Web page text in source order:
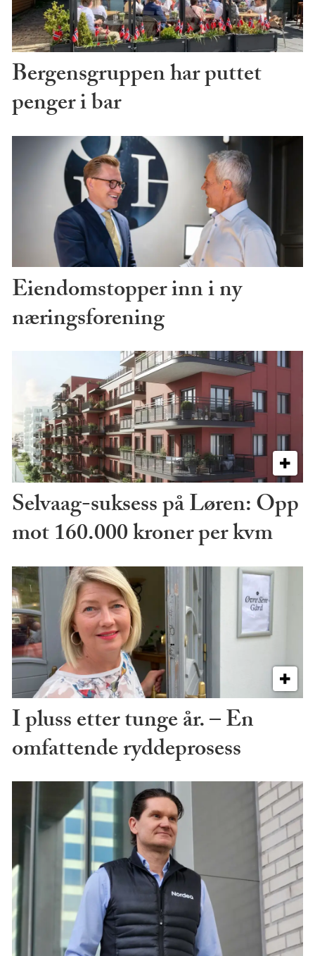
Bergensgruppen har puttet
penger i bar
Eiendomstopper inn i ny
næringsforening
Selvaag-suksess på Løren: Opp
mot 160.000 kroner per kvm
I pluss etter tunge år. – En
omfattende ryddeprosess